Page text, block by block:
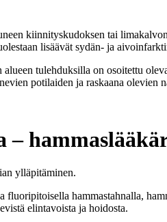
kiinnityskudoksen tai
lisäävät sydän- ja
tulehduksilla on osoitettu
potilaiden ja raskaana olevien
ylläpitäminen.
hammastahnalla,
elintavoista ja hoidosta.